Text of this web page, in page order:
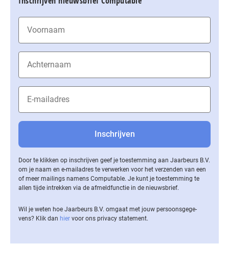
Door te klikken op inschrijven geef je toestemming aan Jaarbeurs B.V.
om je naam en e-mailadres te verwerken voor het verzenden van een
of meer mailings namens Computable. Je kunt je toestemming te
allen tijde intrekken via de af­meld­func­tie in de nieuwsbrief.
Wil je weten hoe Jaarbeurs B.V. omgaat met jouw per­soons­ge­ge­
vens? Klik dan hier voor ons privacy statement.